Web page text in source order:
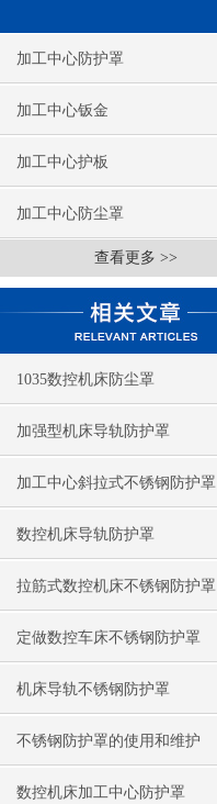
加工中心防护罩
加工中心钣金
加工中心护板
加工中心防尘罩
查看更多 >>
1035数控机床防尘罩
加强型机床导轨防护罩
加工中心斜拉式不锈钢防护罩
数控机床导轨防护罩
拉筋式数控机床不锈钢防护罩
定做数控车床不锈钢防护罩
机床导轨不锈钢防护罩
不锈钢防护罩的使用和维护
数控机床加工中心防护罩